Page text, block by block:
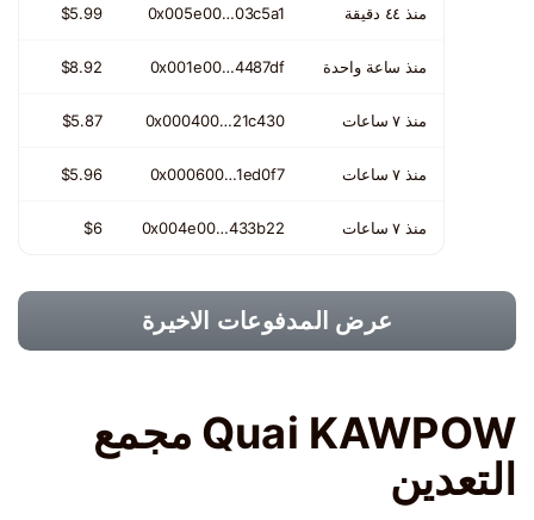
منذ ٤٤ دقيقة 0x005e00…03c5a1
$5.99
منذ ساعة واحدة 0x001e00…4487df
$8.92
منذ ٧ ساعات 0x000400…21c430
$5.87
منذ ٧ ساعات 0x000600…1ed0f7
$5.96
منذ ٧ ساعات 0x004e00…433b22
$6
عرض المدفوعات الاخيرة
Quai KAWPOW مجمع
التعدين